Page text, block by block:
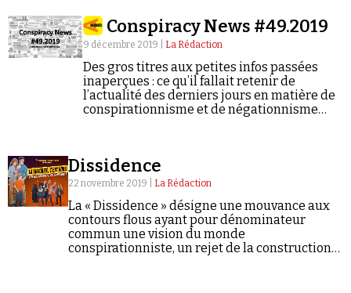
Conspiracy News #49.2019
9 décembre 2019 | La Rédaction
Des gros titres aux petites infos passées
inaperçues : ce qu’il fallait retenir de
l’actualité des derniers jours en matière de
conspirationnisme et de négationnisme
Dissidence
22 novembre 2019 | La Rédaction
La « Dissidence » désigne une mouvance aux
contours flous ayant pour dénominateur
commun une vision du monde
conspirationniste, un rejet de la construction